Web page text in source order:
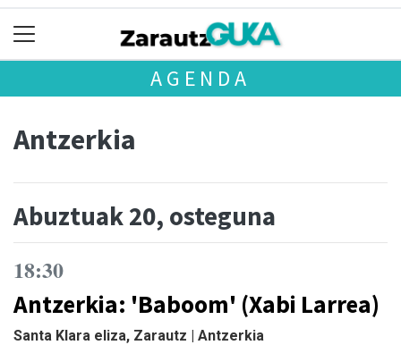
AGENDA
Antzerkia
Abuztuak 20, osteguna
18:30
Antzerkia: 'Baboom' (Xabi Larrea)
Santa Klara eliza, Zarautz | Antzerkia